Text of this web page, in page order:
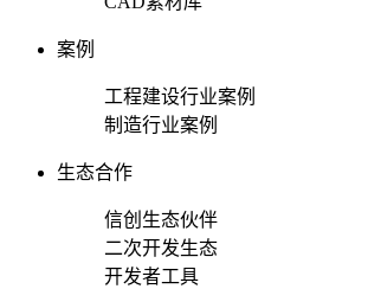
案例
工程建设行业案例
制造行业案例
生态合作
信创生态伙伴
二次开发生态
开发者工具